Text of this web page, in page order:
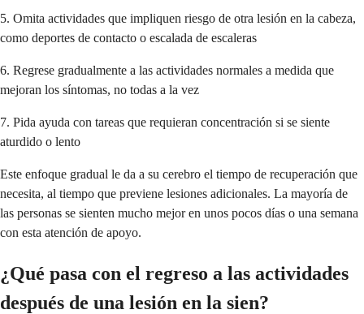
5. Omita actividades que impliquen riesgo de otra lesión en la cabeza,
como deportes de contacto o escalada de escaleras
6. Regrese gradualmente a las actividades normales a medida que
mejoran los síntomas, no todas a la vez
7. Pida ayuda con tareas que requieran concentración si se siente
aturdido o lento
Este enfoque gradual le da a su cerebro el tiempo de recuperación que
necesita, al tiempo que previene lesiones adicionales. La mayoría de
las personas se sienten mucho mejor en unos pocos días o una semana
con esta atención de apoyo.
¿Qué pasa con el regreso a las actividades
después de una lesión en la sien?